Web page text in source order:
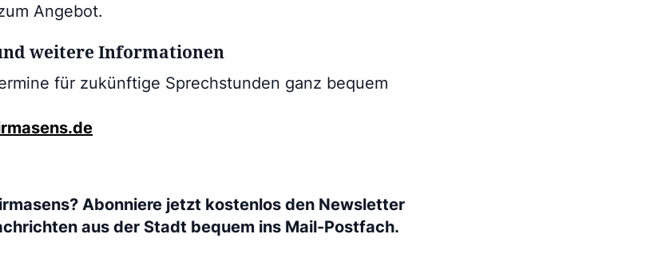
Angebot.
weitere Informationen
für zukünftige Sprechstunden ganz bequem
Abonniere jetzt kostenlos den Newsletter
aus der Stadt bequem ins Mail-Postfach.